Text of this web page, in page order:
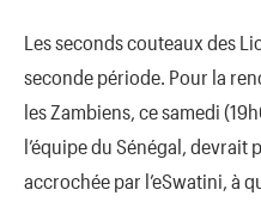
Les seconds couteaux des
seconde période. Pour la
les Zambiens, ce samedi
l’équipe du Sénégal,
accrochée par l’eSwatini, à